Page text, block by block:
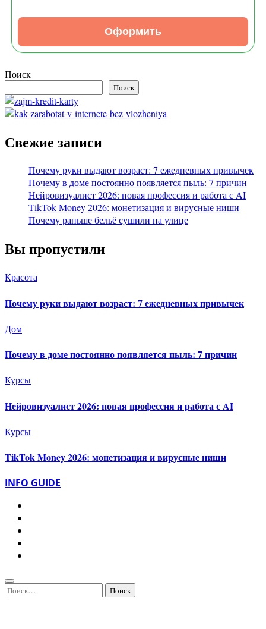
Оформить
Поиск
Поиск
Свежие записи
Почему руки выдают возраст: 7 ежедневных привычек
Почему в доме постоянно появляется пыль: 7 причин
Нейровизуалист 2026: новая профессия и работа с AI
TikTok Money 2026: монетизация и вирусные ниши
Почему раньше бельё сушили на улице
Вы пропустили
Красота
Почему руки выдают возраст: 7 ежедневных привычек
Дом
Почему в доме постоянно появляется пыль: 7 причин
Курсы
Нейровизуалист 2026: новая профессия и работа с AI
Курсы
TikTok Money 2026: монетизация и вирусные ниши
INFO GUIDE
Найти: